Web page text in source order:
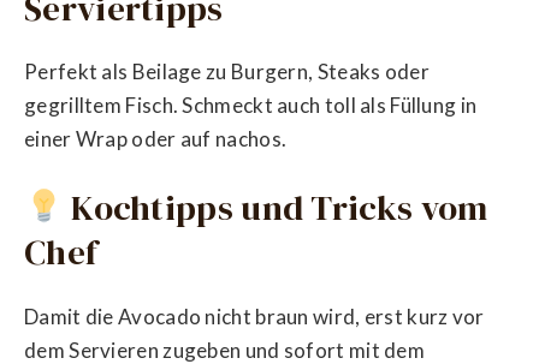
Perfekt als Beilage zu Burgern, Steaks oder
gegrilltem Fisch. Schmeckt auch toll als Füllung in
einer Wrap oder auf nachos.
Kochtipps und Tricks vom
Chef
Damit die Avocado nicht braun wird, erst kurz vor
dem Servieren zugeben und sofort mit dem